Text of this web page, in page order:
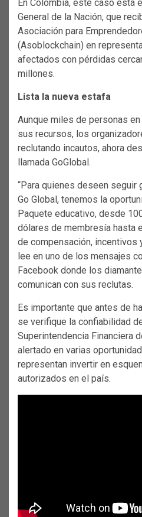
En Colombia, este caso está
General de la Nación, que
Asociación para
(Asoblockchain) en
afectados con pérdidas
millones.
Lista la nueva estafa
Aunque miles de personas
sus recursos, los
reclutando incautos, ahora
llamada GoGlobal.
“Para quienes deseen seguir
Go Global, tenemos la
Paquete educativo, desde
dólares de membresía hasta
de compensación, incentivos
lee en uno de los mensajes
Facebook donde los
comunican con sus reclutas.
Es importante que antes de
se verifique la confiabilidad
Superintendencia Financiera
alertado en varias
representan invertir en
autorizados en el país.